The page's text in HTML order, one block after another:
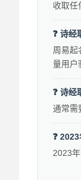
收取任
❓ 诗经
周易起
量用户
❓ 诗经
通常需
❓
2023